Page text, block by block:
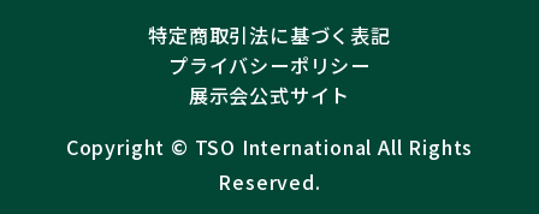
特定商取引法に基づく表記
プライバシーポリシー
展示会公式サイト
Copyright ©︎ TSO International All Rights
Reserved.